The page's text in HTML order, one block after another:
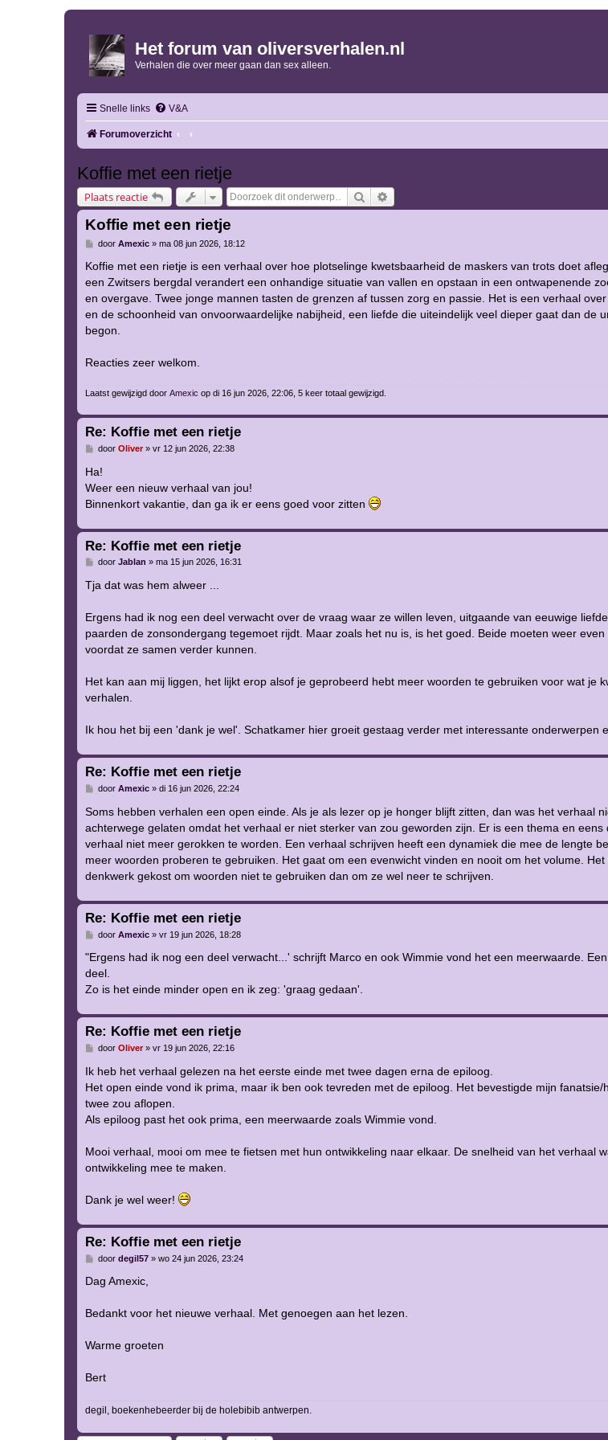
Het forum van oliversverhalen.nl
Verhalen die over meer gaan dan sex alleen.
Snelle links V&A
Forumoverzicht
Koffie met een rietje
Plaats reactie Zoek
Koffie met een rietje
B
r
c
h
t
door Amexic» ma 08 jun 2026, 18:12
Koffie met een rietje is een verhaal over hoe plotselinge kwetsbaarheid de maskers van trots doet
een Zwitsers bergdal verandert een onhandige situatie van vallen en opstaan in een ontwapenende
en overgave. Twee jonge mannen tasten de grenzen af tussen zorg en passie. Het is een verhaal
en de schoonheid van onvoorwaardelijke nabijheid, een liefde die uiteindelijk veel dieper gaat dan de
begon.
Reacties zeer welkom.
Laatst gewijzigd door Amexic op di 16 jun 2026, 22:06, 5 keer totaal gewijzigd.
Re: Koffie met een rietje
B
r
i
c
h
t
door Oliver» vr 12 jun 2026, 22:38
Ha!
Weer een nieuw verhaal van jou!
Binnenkort vakantie, dan ga ik er eens goed voor zitten
Re: Koffie met een rietje
B
r
i
h
t
door Jablan » ma 15 jun 2026, 16:31
Tja dat was hem alweer ...
Ergens had ik nog een deel verwacht over de vraag waar ze willen leven, uitgaande van eeuwige
paarden de zonsondergang tegemoet rijdt. Maar zoals het nu is, is het goed. Beide moeten weer
voordat ze samen verder kunnen.
Het kan aan mij liggen, het lijkt erop alsof je geprobeerd hebt meer woorden te gebruiken voor wat je
verhalen.
Ik hou het bij een 'dank je wel'. Schatkamer hier groeit gestaag verder met interessante onderwerpen
Re: Koffie met een rietje
B
r
i
c
t
door Amexic» di 16 jun 2026, 22:24
Soms hebben verhalen een open einde. Als je als lezer op je honger blijft zitten, dan was het verhaal
achterwege gelaten omdat het verhaal er niet sterker van zou geworden zijn. Er is een thema en
verhaal niet meer gerokken te worden. Een verhaal schrijven heeft een dynamiek die mee de lengte
meer woorden proberen te gebruiken. Het gaat om een evenwicht vinden en nooit om het volume.
denkwerk gekost om woorden niet te gebruiken dan om ze wel neer te schrijven.
Re: Koffie met een rietje
B
r
c
h
t
door Amexic» vr 19 jun 2026, 18:28
"Ergens had ik nog een deel verwacht...' schrijft Marco en ook Wimmie vond het een meerwaarde.
deel.
Zo is het einde minder open en ik zeg: 'graag gedaan'.
Re: Koffie met een rietje
B
c
t
door Oliver» vr 19 jun 2026, 22:16
Ik heb het verhaal gelezen na het eerste einde met twee dagen erna de epiloog.
Het open einde vond ik prima, maar ik ben ook tevreden met de epiloog. Het bevestigde mijn
twee zou aflopen.
Als epiloog past het ook prima, een meerwaarde zoals Wimmie vond.
Mooi verhaal, mooi om mee te fietsen met hun ontwikkeling naar elkaar. De snelheid van het verhaal
ontwikkeling mee te maken.
Dank je wel weer!
Re: Koffie met een rietje
B
r
h
t
door degil57» wo 24 jun 2026, 23:24
Dag Amexic,
Bedankt voor het nieuwe verhaal. Met genoegen aan het lezen.
Warme groeten
Bert
degil, boekenhebeerder bij de holebibib antwerpen.